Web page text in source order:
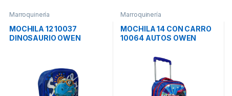
Marroquinería
MOCHILA 12 10037
DINOSAURIO OWEN
Marroquinería
MOCHILA 14 CON CARRO
10064 AUTOS OWEN